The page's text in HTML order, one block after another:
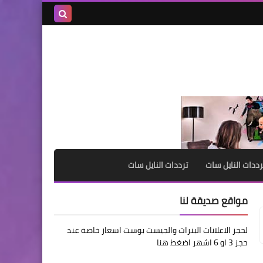
النايل سات ترددات النايل سات
مواقع صديقة لنا
لحجز الاعلانات البنرات والجيست بوست اسعار خاصة عند
حجز 3 او 6 اشهر اضغط هنا